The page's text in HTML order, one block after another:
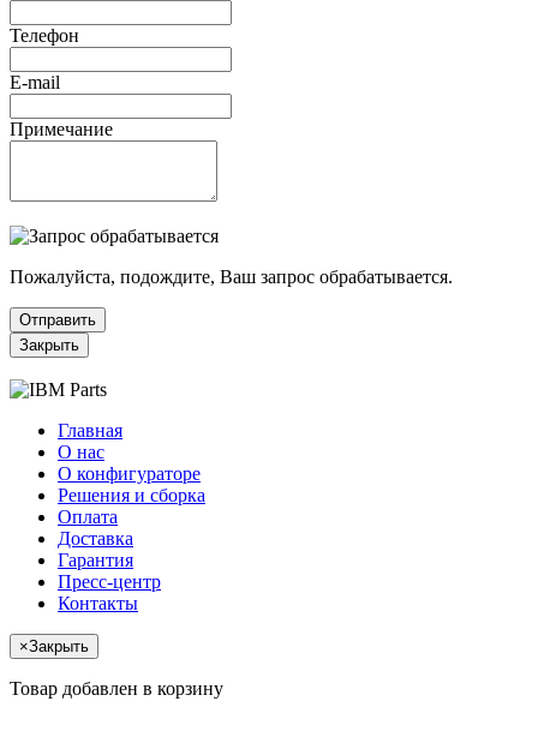
Телефон
E-mail
Примечание
Пожалуйста, подождите, Ваш запрос обрабатывается.
Отправить
Закрыть
Главная
О нас
О конфигураторе
Решения и сборка
Оплата
Доставка
Гарантия
Пресс-центр
Контакты
×Закрыть
Товар добавлен в корзину